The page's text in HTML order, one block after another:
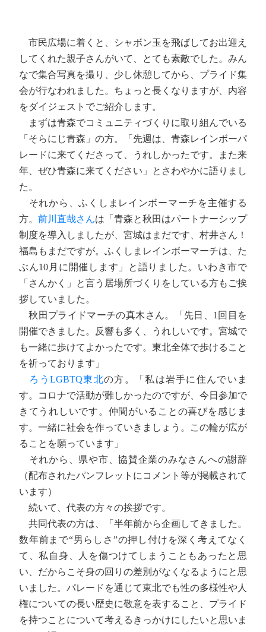
市民広場に着くと、シャボン玉を飛ばしてお出迎え
してくれた親子さんがいて、とても素敵でした。みん
なで集合写真を撮り、少し休憩してから、プライド集
会が行なわれました。ちょっと長くなりますが、内容
をダイジェストでご紹介します。
まずは青森でコミュニティづくりに取り組んでいる
「そらにじ青森」の方。「先週は、青森レインボーパ
レードに来てくださって、うれしかったです。また来
年、ぜひ青森に来てください」とさわやかに語りまし
た。
それから、ふくしまレインボーマーチを主催する
方。 前川直哉さんは「青森と秋田はパートナーシップ
制度を導入しましたが、宮城はまだです、村井さん！
福島もまだですが。ふくしまレインボーマーチは、た
ぶん10月に開催します」と語りました。いわき市で
「さんかく」と言う居場所づくりをしている方もご挨
拶していました。
秋田プライドマーチの真木さん。「先日、1回目を
開催できました。反響も多く、うれしいです。宮城で
も一緒に歩けてよかったです。東北全体で歩けること
を祈っております」
ろうLGBTQ東北の方。「私は岩手に住んでいま
す。コロナで活動が難しかったのですが、今日参加で
きてうれしいです。仲間がいることの喜びを感じま
す。一緒に社会を作っていきましょう。この輪が広が
ることを願っています」
それから、県や市、協賛企業のみなさんへの謝辞
（配布されたパンフレットにコメント等が掲載されて
います）
続いて、代表の方々の挨拶です。
共同代表の方は、「半年前から企画してきました。
数年前まで“男らしさ”の押し付けを深く考えてなく
て、私自身、人を傷つけてしまうこともあったと思
い、だからこそ身の回りの差別がなくなるようにと思
いました。パレードを通じて東北でも性の多様性や人
権についての長い歴史に敬意を表すること、プライド
を持つことについて考えるきっかけにしたいと思いま